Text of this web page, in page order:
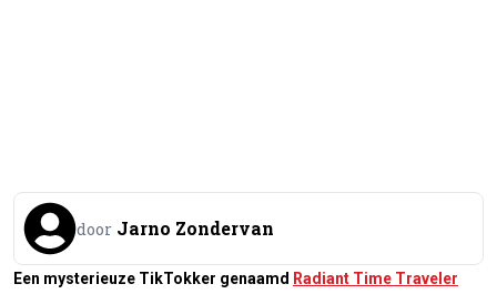
door Jarno Zondervan
Een mysterieuze TikTokker genaamd Radiant Time Traveler